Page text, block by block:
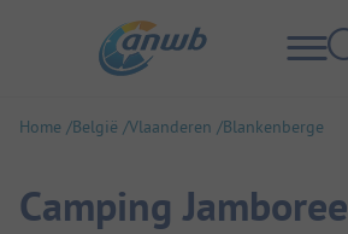
Home België Vlaanderen Blankenberge
Camping Jamboree